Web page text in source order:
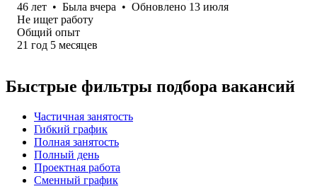
46 лет • Была вчера • Обновлено 13 июля
Не ищет работу
Общий опыт
21 год 5 месяцев
Быстрые фильтры подбора вакансий
Частичная занятость
Гибкий график
Полная занятость
Полный день
Проектная работа
Сменный график